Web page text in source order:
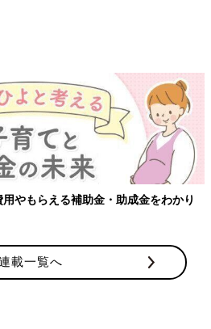
補助金・助成金をわかり
【ワクチ
載一覧へ